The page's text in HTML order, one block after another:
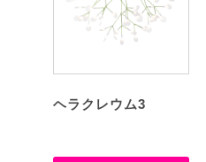
ヘラクレウム3